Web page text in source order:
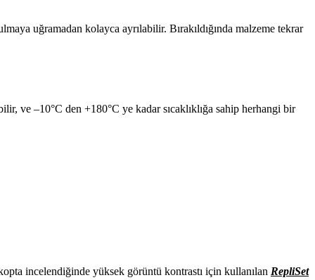
uğramadan kolayca ayrılabilir. Bırakıldığında malzeme tekrar
ve –10°C den +180°C ye kadar sıcaklıklığa sahip herhangi bir
incelendiğinde yüksek görüntü kontrastı için kullanılan RepliSet